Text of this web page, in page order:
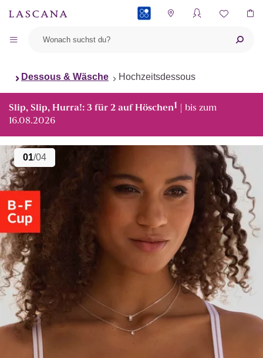
Dessous & Wäsche Hochzeitsdessous
Slip, Slip, Hurra!: 3 für 2 auf Höschen1 | bis zum
16.08.2026
01/04